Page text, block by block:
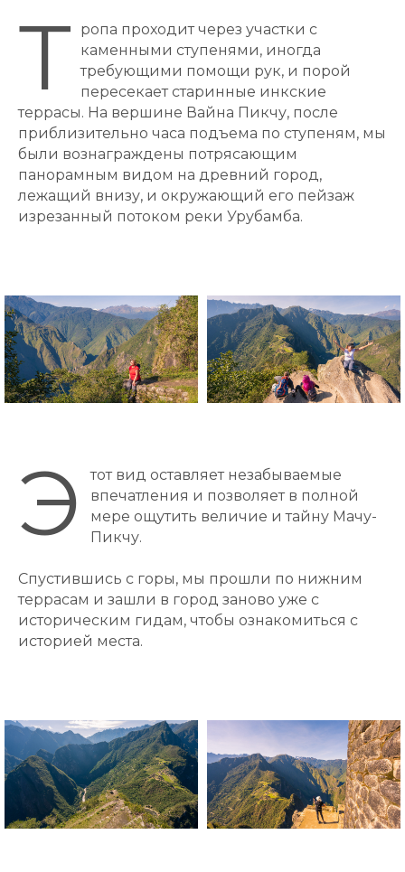
Т
ропа проходит через участки с
каменными ступенями, иногда
требующими помощи рук, и порой
пересекает старинные инкские
террасы. На вершине Вайна Пикчу, после
приблизительно часа подъема по ступеням, мы
были вознаграждены потрясающим
панорамным видом на древний город,
лежащий внизу, и окружающий его пейзаж
изрезанный потоком реки Урубамба.
Э
тот вид оставляет незабываемые
впечатления и позволяет в полной
мере ощутить величие и тайну Мачу-
Пикчу.
Спустившись с горы, мы прошли по нижним
террасам и зашли в город заново уже с
историческим гидам, чтобы ознакомиться с
историей места.